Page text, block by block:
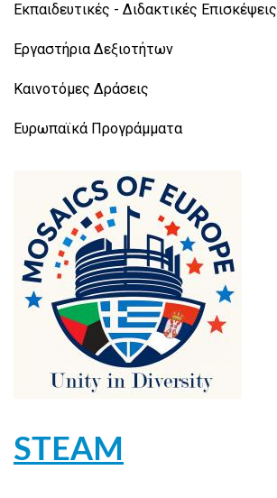
Εκπαιδευτικές - Διδακτικές Επισκέψεις
Εργαστήρια Δεξιοτήτων
Καινοτόμες Δράσεις
Ευρωπαϊκά Προγράμματα
STEAM